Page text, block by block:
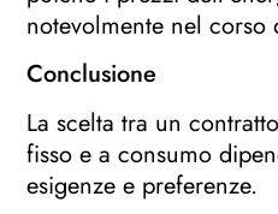
notevolmente nel corso
Conclusione
La scelta tra un
fisso e a consumo
esigenze e preferenze.